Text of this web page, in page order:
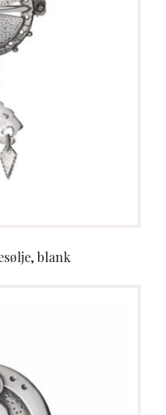
blank